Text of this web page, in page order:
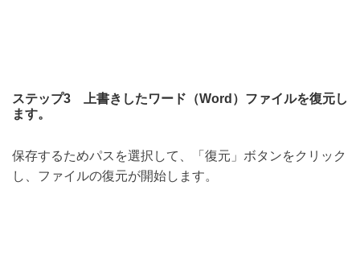
ステップ3 上書きしたワード（Word）ファイルを復元し
ます。
保存するためパスを選択して、「復元」ボタンをクリック
し、ファイルの復元が開始します。